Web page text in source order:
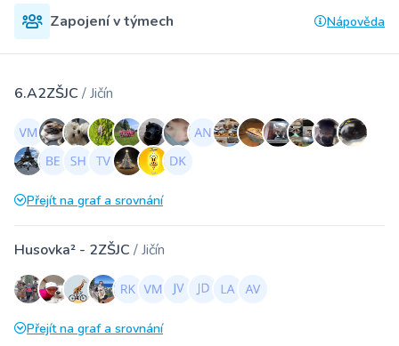
Zapojení v týmech Nápověda
6.A2ZŠJC / Jičín
Přejít na graf a srovnání
Husovka² - 2ZŠJC / Jičín
Přejít na graf a srovnání